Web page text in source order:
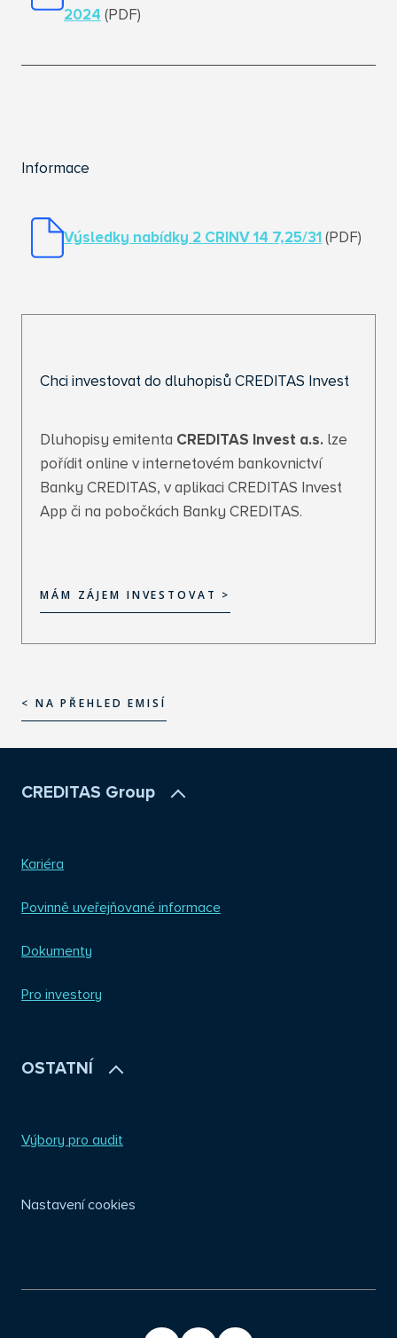
2024 (PDF)
Informace
Výsledky nabídky 2 CRINV 14 7,25/31 (PDF)
Chci investovat do dluhopisů CREDITAS Invest
Dluhopisy emitenta CREDITAS Invest a.s. lze
pořídit online v internetovém bankovnictví
Banky CREDITAS, v aplikaci CREDITAS Invest
App či na pobočkách Banky CREDITAS.
MÁM ZÁJEM INVESTOVAT >
< NA PŘEHLED EMISÍ
CREDITAS Group
Kariéra
Povinně uveřejňované informace
Dokumenty
Pro investory
OSTATNÍ
Výbory pro audit
Nastavení cookies